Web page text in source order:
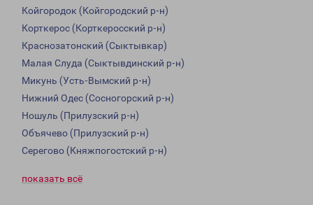
Койгородок (Койгородский р-н)
Корткерос (Корткеросский р-н)
Краснозатонский (Сыктывкар)
Малая Слуда (Сыктывдинский р-н)
Микунь (Усть-Вымский р-н)
Нижний Одес (Сосногорский р-н)
Ношуль (Прилузский р-н)
Объячево (Прилузский р-н)
Серегово (Княжпогостский р-н)
показать всё